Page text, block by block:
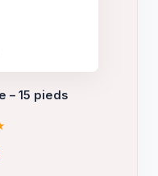
– 15 pieds